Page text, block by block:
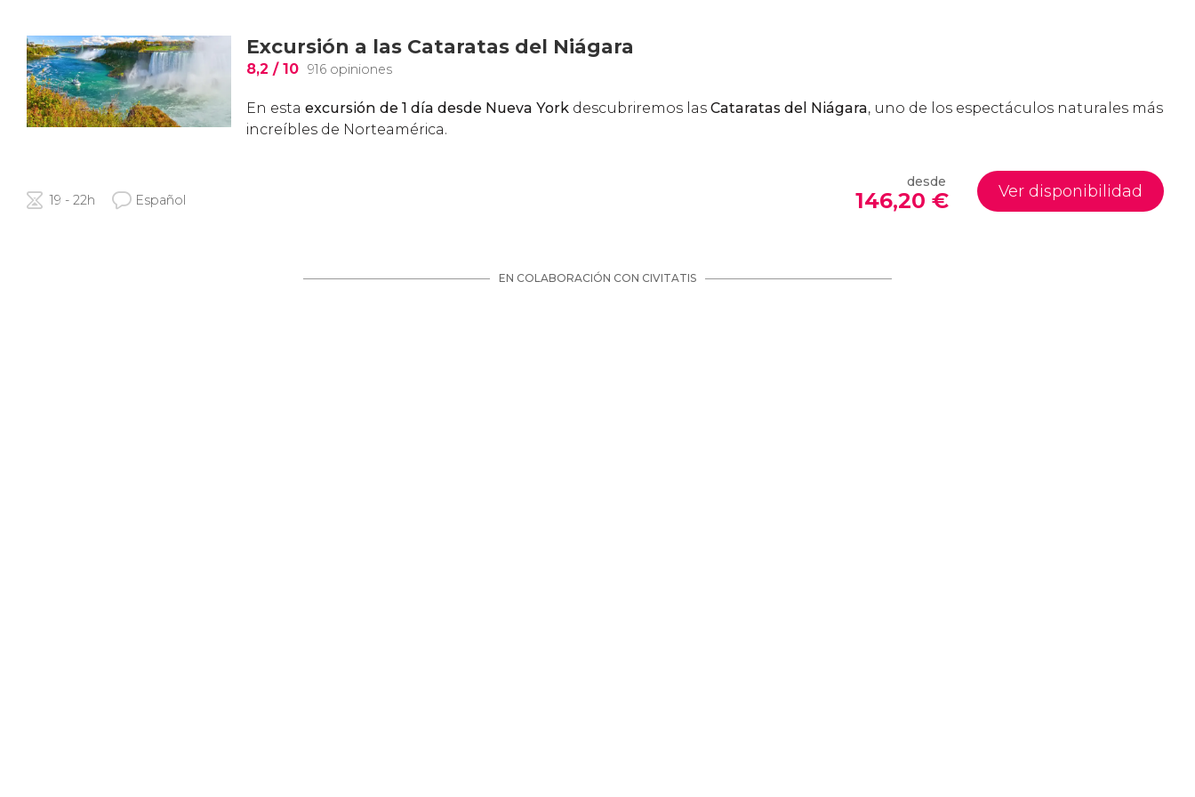
Excursión a las Cataratas del Niágara
8,2 / 10 916 opiniones
En esta excursión de 1 día desde Nueva York descubriremos las Cataratas del Niágara, uno de los espectáculos naturales más
increíbles de Norteamérica.
19 - 22h Español
desde
146,20 € Ver disponibilidad
EN COLABORACIÓN CON CIVITATIS